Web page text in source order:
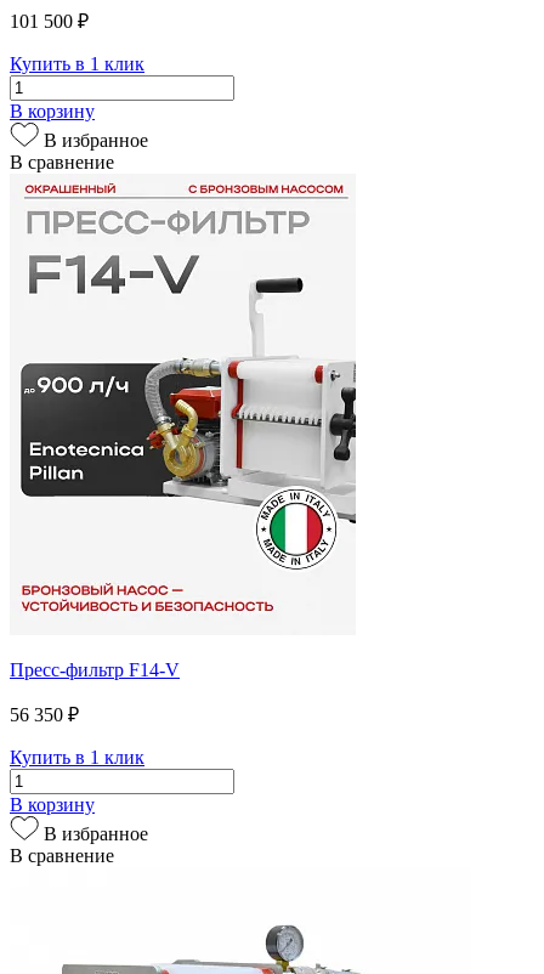
101 500 ₽
Купить в 1 клик
В корзину
В избранное
В сравнение
Пресс-фильтр F14-V
56 350 ₽
Купить в 1 клик
В корзину
В избранное
В сравнение